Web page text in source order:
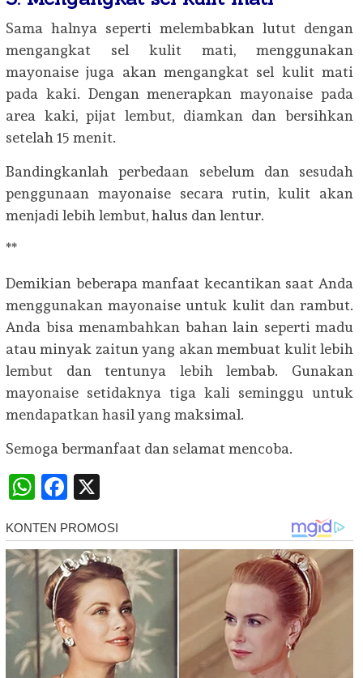
Sama halnya seperti melembabkan lutut dengan
mengangkat sel kulit mati, menggunakan
mayonaise juga akan mengangkat sel kulit mati
pada kaki. Dengan menerapkan mayonaise pada
area kaki, pijat lembut, diamkan dan bersihkan
setelah 15 menit.
Bandingkanlah perbedaan sebelum dan sesudah
penggunaan mayonaise secara rutin, kulit akan
menjadi lebih lembut, halus dan lentur.
**
Demikian beberapa manfaat kecantikan saat Anda
menggunakan mayonaise untuk kulit dan rambut.
Anda bisa menambahkan bahan lain seperti madu
atau minyak zaitun yang akan membuat kulit lebih
lembut dan tentunya lebih lembab. Gunakan
mayonaise setidaknya tiga kali seminggu untuk
mendapatkan hasil yang maksimal.
Semoga bermanfaat dan selamat mencoba.
WhatsApp
Facebook